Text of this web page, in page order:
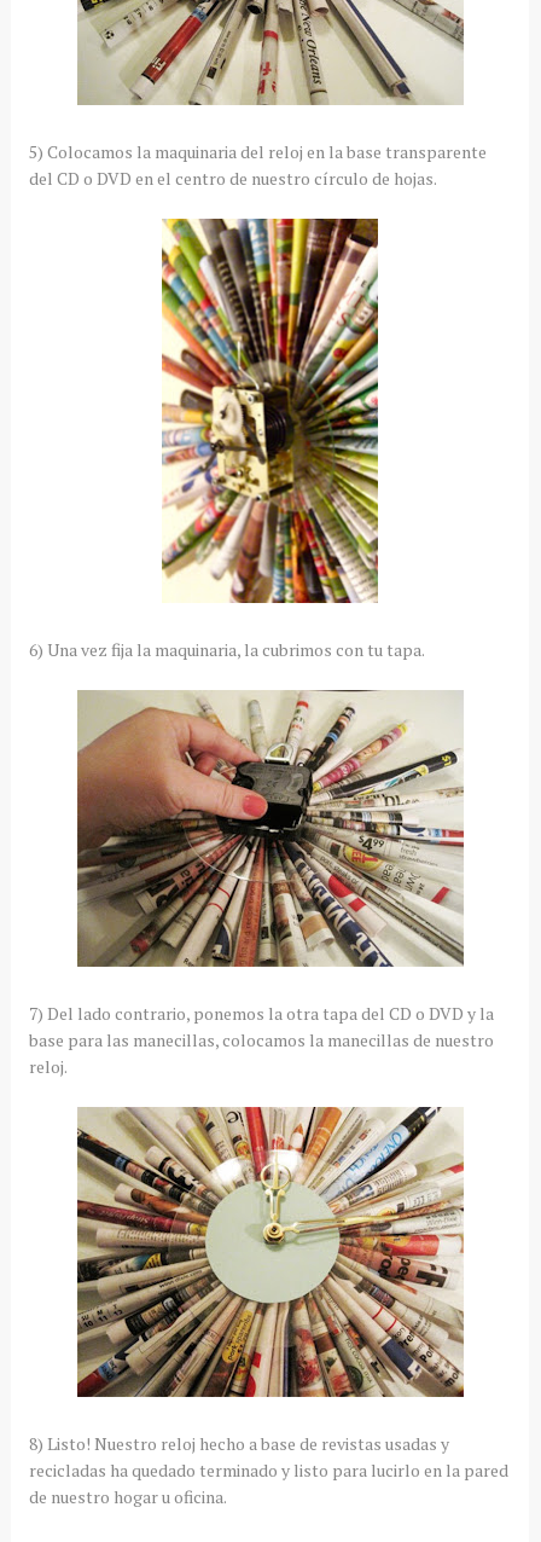
5) Colocamos la maquinaria del reloj en la base transparente
del CD o DVD en el centro de nuestro círculo de hojas.
6) Una vez fija la maquinaria, la cubrimos con tu tapa.
7) Del lado contrario, ponemos la otra tapa del CD o DVD y la
base para las manecillas, colocamos la manecillas de nuestro
reloj.
8) Listo! Nuestro reloj hecho a base de revistas usadas y
recicladas ha quedado terminado y listo para lucirlo en la pared
de nuestro hogar u oficina.